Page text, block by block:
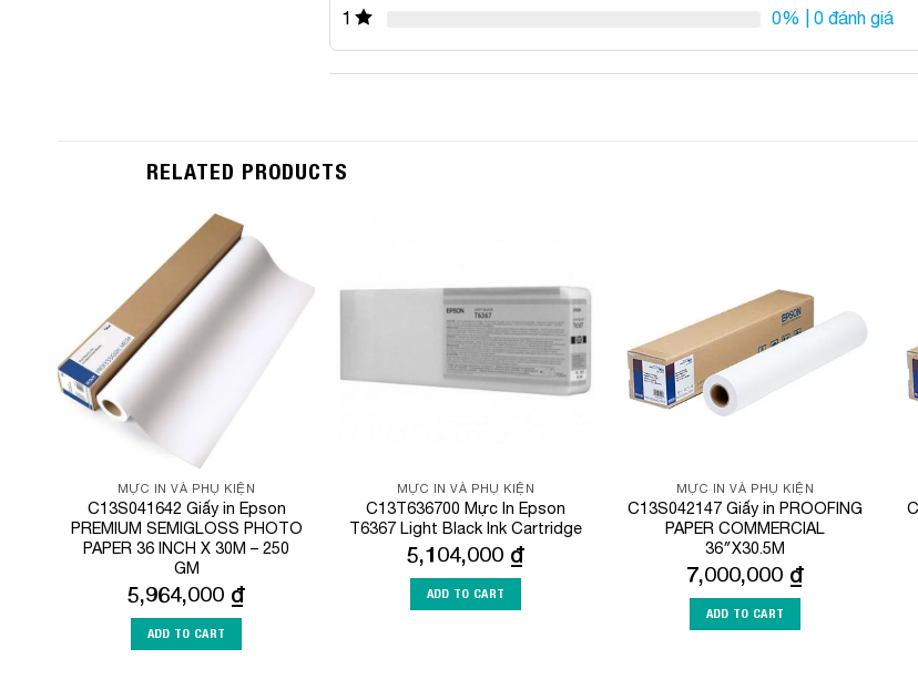
1
0% | 0 đánh giá
RELATED PRODUCTS
Add to
MỰC IN VÀ PHỤ KIỆN
C13S041642 Giấy in Epson
PREMIUM SEMIGLOSS PHOTO
PAPER 36 INCH X 30M – 250
GM
5,964,000 ₫
ADD TO CART
Wishlist
MỰC IN VÀ PHỤ KIỆN
C13T636700 Mực In Epson
T6367 Light Black Ink Cartridge
5,104,000 ₫
ADD TO CART
MỰC IN VÀ PHỤ KIỆN
C13S042147 Giấy in PROOFING
PAPER COMMERCIAL
36″X30.5M
7,000,000 ₫
ADD TO CART